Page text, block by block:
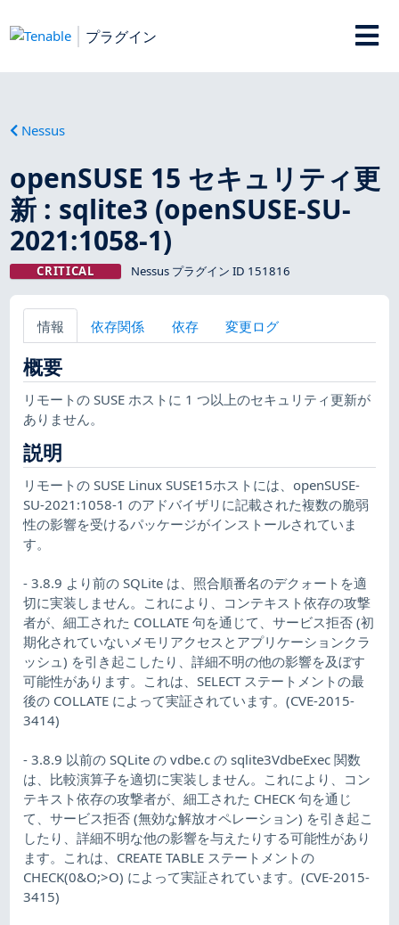
プラグイン
Nessus
openSUSE 15 セキュリティ更
新 : sqlite3 (openSUSE-SU-
2021:1058-1)
CRITICAL Nessus プラグイン ID 151816
情報 依存関係 依存 変更ログ
概要
リモートの SUSE ホストに 1 つ以上のセキュリティ更新が
ありません。
説明
リモートの SUSE Linux SUSE15ホストには、openSUSE-
SU-2021:1058-1 のアドバイザリに記載された複数の脆弱
性の影響を受けるパッケージがインストールされていま
す。
- 3.8.9 より前の SQLite は、照合順番名のデクォートを適
切に実装しません。これにより、コンテキスト依存の攻撃
者が、細工された COLLATE 句を通じて、サービス拒否 (初
期化されていないメモリアクセスとアプリケーションクラ
ッシュ) を引き起こしたり、詳細不明の他の影響を及ぼす
可能性があります。これは、SELECT ステートメントの最
後の COLLATE によって実証されています。(CVE-2015-
3414)
- 3.8.9 以前の SQLite の vdbe.c の sqlite3VdbeExec 関数
は、比較演算子を適切に実装しません。これにより、コン
テキスト依存の攻撃者が、細工された CHECK 句を通じ
て、サービス拒否 (無効な解放オペレーション) を引き起こ
したり、詳細不明な他の影響を与えたりする可能性があり
ます。これは、CREATE TABLE ステートメントの
CHECK(0&O;>O) によって実証されています。(CVE-2015-
3415)